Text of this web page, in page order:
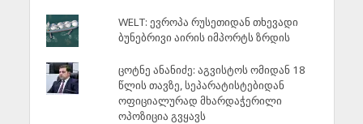
WELT: ევროპა რუსეთიდან თხევადი
ბუნებრივი აირის იმპორტს ზრდის
ცოტნე ანანიძე: აგვისტოს ომიდან 18
წლის თავზე, სეპარატისტებიდან
ოფიციალურად მხარდაჭერილი
ოპოზიცია გვყავს